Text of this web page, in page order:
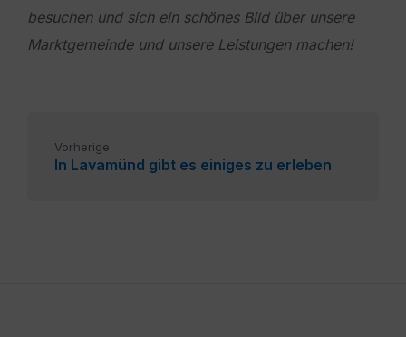
besuchen und sich ein schönes Bild über unsere
Marktgemeinde und unsere Leistungen machen!
Vorherige
In Lavamünd gibt es einiges zu erleben